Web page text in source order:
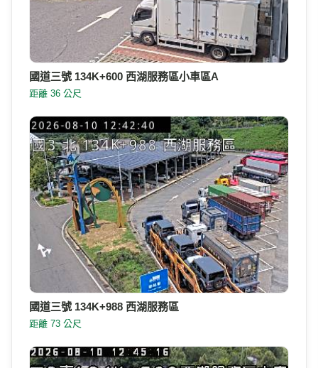
國道三號 134K+600 西湖服務區小車區A
距離 36 公尺
國道三號 134K+988 西湖服務區
距離 73 公尺